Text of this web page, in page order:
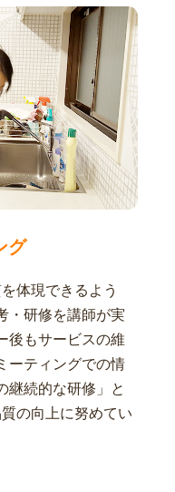
グ
体現できるよう
・研修を講師が実
後もサービスの維
ーティングでの情
継続的な研修」と
の向上に努めてい